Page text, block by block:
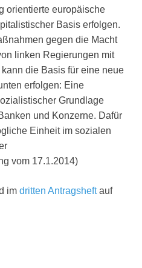
orientierte europäische
Basis erfolgen.
gegen die Macht
linken Regierungen mit
die Basis für eine neue
erfolgen: Eine
Grundlage
und Konzerne. Dafür
Einheit im sozialen
vom 17.1.2014)
im dritten Antragsheftauf